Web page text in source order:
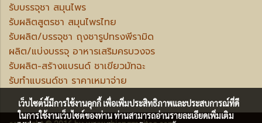
รับบรรจุชา สมุนไพร
รับผลิตสูตรชา สมุนไพรไทย
รับผลิต/บรรจุชา ถุงชารูปทรงพีรามิด
ผลิต/แบ่งบรรจุ อาหารเสริมครบวงจร
รับผลิต-สร้างแบรนด์ ชาเขียวมัทฉะ
รับทำแบรนด์ชา ราคาเหมาจ่าย
เว็บไซต์นี้มีการใช้งานคุกกี้ เพื่อเพิ่มประสิทธิภาพและประสบการณ์ที่ดี
ในการใช้งานเว็บไซต์ของท่าน ท่านสามารถอ่านรายละเอียดเพิ่มเติม